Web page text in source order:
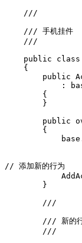
    ///
    /// 手机挂件
    ///
public
    {
public
:
        {
        }
public
        {
// 添加新的行为
        }
        ///
/// 新的
        ///